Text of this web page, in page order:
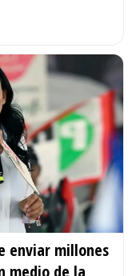
enviar millones